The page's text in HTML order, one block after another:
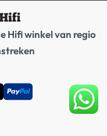
Hifi winkel van regio